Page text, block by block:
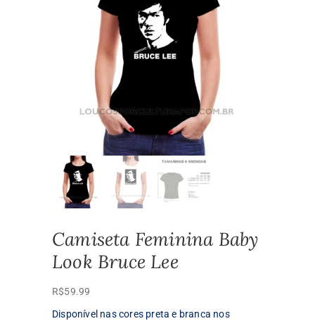
Camiseta Feminina Baby
Look Bruce Lee
R$59.99
Disponível nas cores preta e branca nos